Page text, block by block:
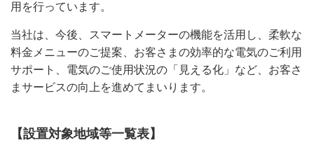
用を行っています。
当社は、今後、スマートメーターの機能を活用し、柔軟な
料金メニューのご提案、お客さまの効率的な電気のご利用
サポート、電気のご使用状況の「見える化」など、お客さ
まサービスの向上を進めてまいります。
【設置対象地域等一覧表】